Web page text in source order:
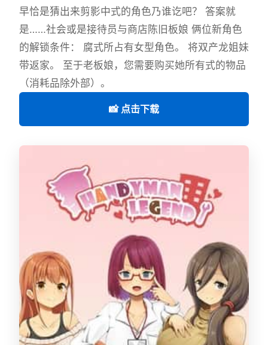
早恰是猜出来剪影中式的角色乃谁讫吧？ 答案就
是……社会或是接待员与商店陈旧板娘 俩位新角色
的解锁条件： 腐式所占有女型角色。 将双产龙姐妹
带返家。 至于老板娘，您需要购买她所有式的物品
（消耗品除外部）。
📸 点击下载